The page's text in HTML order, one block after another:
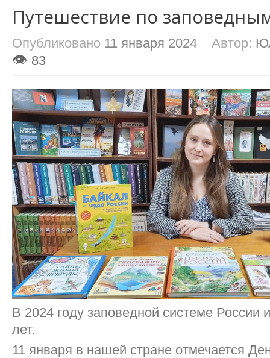
Путешествие по
Опубликовано 11 января 2024 Автор:
👁 83
В 2024 году заповедной системе России
лет.
11 января в нашей стране отмечается